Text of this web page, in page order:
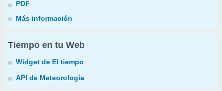
PDF
Más información
Tiempo en tu Web
Widget de El tiempo
API de Meteorología